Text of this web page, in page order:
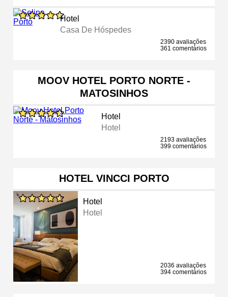
Hotel
Casa De Hóspedes
2390 avaliações
361 comentários
MOOV HOTEL PORTO NORTE -
MATOSINHOS
Hotel
Hotel
2193 avaliações
399 comentários
HOTEL VINCCI PORTO
Hotel
Hotel
2036 avaliações
394 comentários